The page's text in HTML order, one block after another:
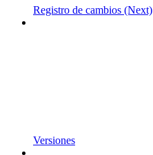
Registro de cambios (Next)
Versiones